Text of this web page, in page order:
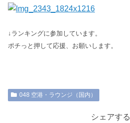
↓ランキングに参加しています。
ポチっと押して応援、お願いします。
048 空港・ラウンジ（国内）
シェアする